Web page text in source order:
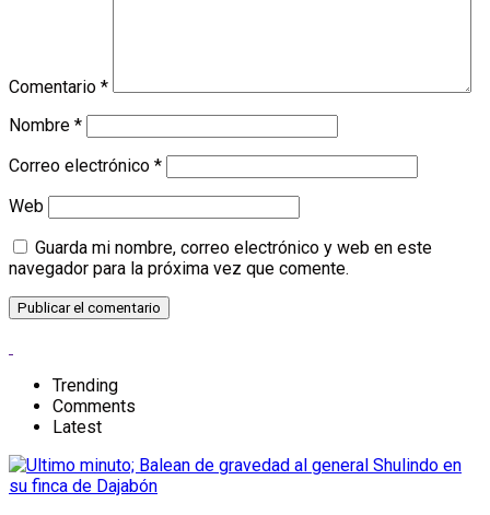
Comentario *
Nombre *
Correo electrónico *
Web
Guarda mi nombre, correo electrónico y web en este
navegador para la próxima vez que comente.
Trending
Comments
Latest